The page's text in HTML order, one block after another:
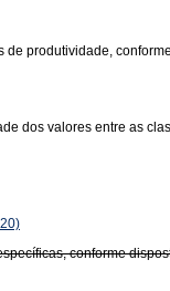
produtividade,
dos valores entre as
conforme